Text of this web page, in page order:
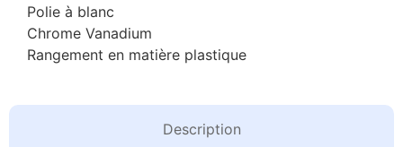
Description
Polie à blanc
Chrome Vanadium
Rangement en matière plastique